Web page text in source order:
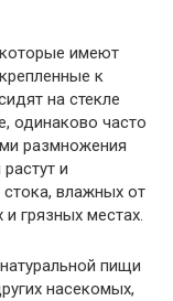
имеют
к
на стекле
одинаково часто
размножения
и
стока, влажных от
грязных местах.
пищи
насекомых,